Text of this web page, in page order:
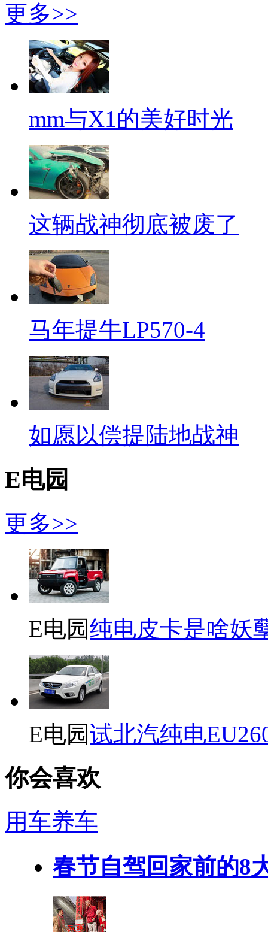
更多>>
mm与X1的美好时光
这辆战神彻底被废了
马年提牛LP570-4
如愿以偿提陆地战神
E电园
更多>>
E电园纯电皮卡是啥妖
E电园试北汽纯电
你会喜欢
用车养车
春节自驾回家前的8